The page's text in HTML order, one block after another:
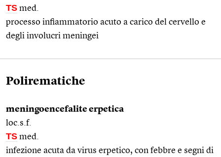
TS med.
processo infiammatorio acuto a carico del cervello e
degli involucri meningei
Polirematiche
meningoencefalite erpetica
loc.s.f.
TS med.
infezione acuta da virus erpetico, con febbre e segni di